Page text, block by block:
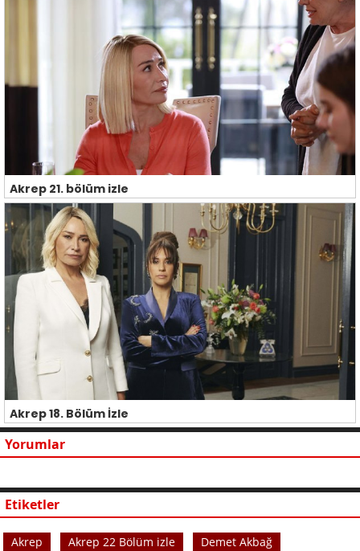
Akrep 21. bölüm izle
Akrep 18. Bölüm İzle
Yorumlar
Etiketler
Akrep Akrep 22 Bölüm izle Demet Akbağ